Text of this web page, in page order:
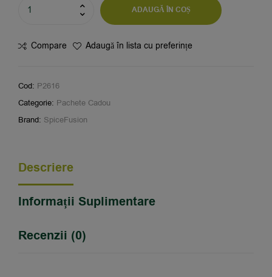
ADAUGĂ ÎN COȘ
Compare Adaugă în lista cu preferințe
Cod: P2616
Categorie: Pachete Cadou
Brand: SpiceFusion
Descriere
Informații Suplimentare
Recenzii (0)